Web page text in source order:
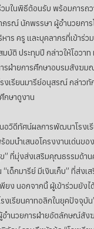
วมในพิธีต้อนรับ พร้อมการถ
ภรณ์ นักพรรษา ผู้อำนวยกา
าร ครู และบุคลากรที่เข้าร่ว
บัติ ประทุมปี กล่าวให้โอวา
รฝ่ายการศึกษาอบรมสังฆม
งเรียนมารีย์อนุสรณ์ กล่าวทั
กษาดูงาน
นอวิดีทัศน์ผลการพัฒนาโรง
อมนำเสนอโครงงานเด่นขอ
” ที่มุ่งส่งเสริมคุณธรรมด้าน
เด็กมารีย์ มีเงินเก็บ” ที่ส่งเ
ยง นอกจากนี้ ผู้เข้าร่วมยัง
งเรียนคาทอลิกในยุคปัจจุบั
อำนวยการฝ่ายอัตลักษณ์สั